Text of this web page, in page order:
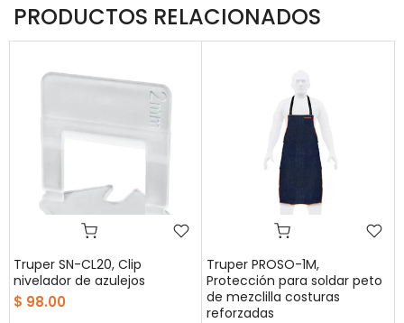
PRODUCTOS RELACIONADOS
Truper SN-CL20, Clip
nivelador de azulejos
$ 98.00
Truper PROSO-1M,
Protección para soldar peto
de mezclilla costuras
reforzadas